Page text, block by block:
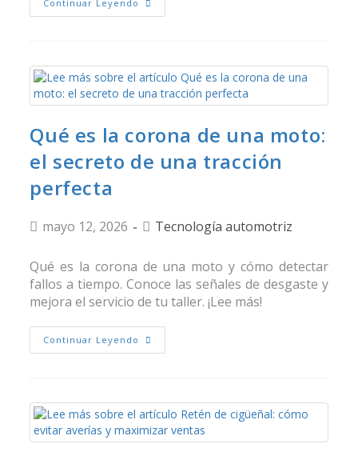
Continuar Leyendo
Qué es la corona de una moto:
el secreto de una tracción
perfecta
mayo 12, 2026 Tecnología automotriz
Qué es la corona de una moto y cómo detectar
fallos a tiempo. Conoce las señales de desgaste y
mejora el servicio de tu taller. ¡Lee más!
Continuar Leyendo